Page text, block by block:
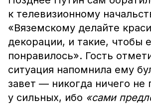
к телевизионному
«Вяземскому делайте
декорации, и такие, чтобы
понравилось». Гость
ситуация напомнила ему
завет — никогда ничего не
у сильных, ибо «сами